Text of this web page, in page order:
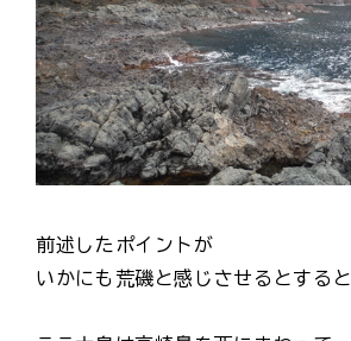
前述したポイントが
いかにも荒磯と感じさせるとすると